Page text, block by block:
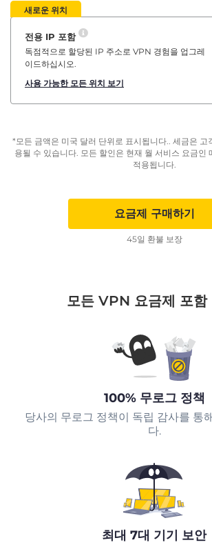
새로운 위치
전용 IP 포함
독점적으로 할당된 IP 주소로 VPN 경험을 업그레
이드하십시오.
사용 가능한 모든 위치 보기
*모든 금액은 미국 달러 단위로 표시됩니다.. 세금은 고
용될 수 있습니다. 모든 할인은 현재 월 서비스 요금인
적용됩니다.
요금제 구매하기
45일 환불 보장
모든 VPN 요금제 포함
100% 무로그 정책
당사의 무로그 정책이 독립 감사를 통
다.
최대 7대 기기 보안